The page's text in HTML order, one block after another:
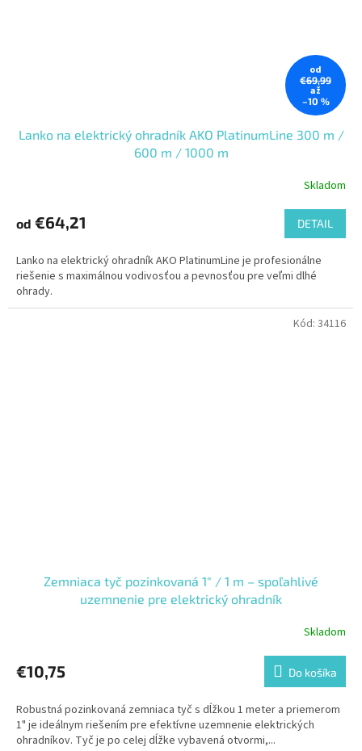
od
€69,99
až
–10 %
Lanko na elektrický ohradník AKO PlatinumLine 300 m /
600 m / 1000 m
Skladom
od €64,21 DETAIL
Lanko na elektrický ohradník AKO PlatinumLine je profesionálne
riešenie s maximálnou vodivosťou a pevnosťou pre veľmi dlhé
ohrady.
Zemniaca tyč pozinkovaná 1" / 1 m – spoľahlivé
uzemnenie pre elektrický ohradník
Skladom
€10,75 Do košíka
Robustná pozinkovaná zemniaca tyč s dĺžkou 1 meter a priemerom
1" je ideálnym riešením pre efektívne uzemnenie elektrických
ohradníkov. Tyč je po celej dĺžke vybavená otvormi,...
Kód: 34116